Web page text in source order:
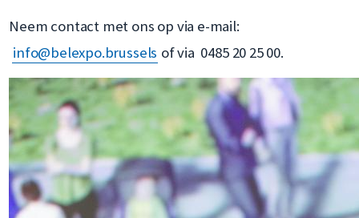
Neem contact met ons op via e-mail:
info@belexpo.brussels of via 0485 20 25 00.